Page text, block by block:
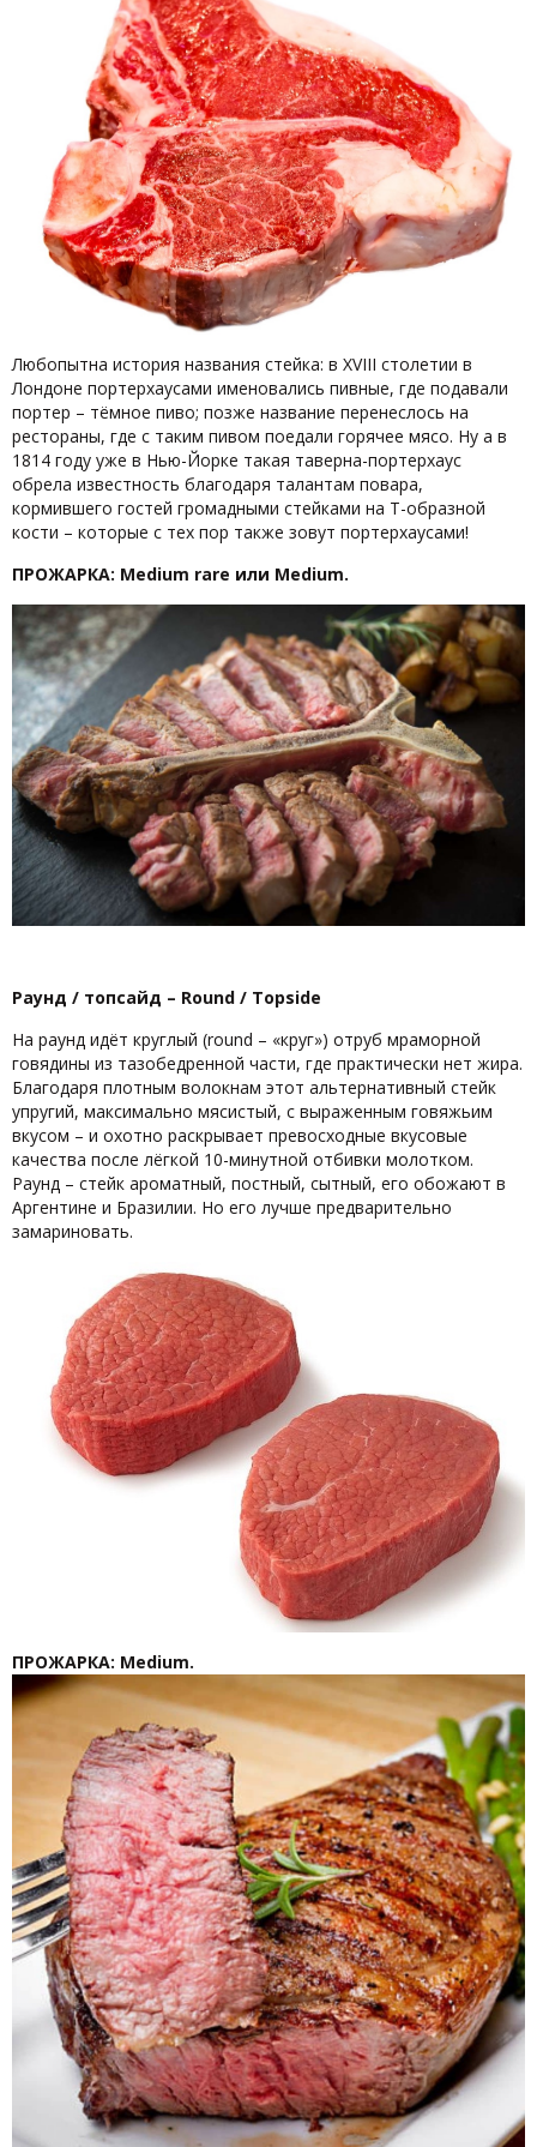
Любопытна история названия стейка: в XVIII столетии в
Лондоне портерхаусами именовались пивные, где подавали
портер – тёмное пиво; позже название перенеслось на
рестораны, где с таким пивом поедали горячее мясо. Ну а в
1814 году уже в Нью-Йорке такая таверна-портерхаус
обрела известность благодаря талантам повара,
кормившего гостей громадными стейками на Т-образной
кости – которые с тех пор также зовут портерхаусами!
ПРОЖАРКА: Medium rare или Medium.
Раунд / топсайд – Round / Topside
На раунд идёт круглый (round – «круг») отруб мраморной
говядины из тазобедренной части, где практически нет жира.
Благодаря плотным волокнам этот альтернативный стейк
упругий, максимально мясистый, с выраженным говяжьим
вкусом – и охотно раскрывает превосходные вкусовые
качества после лёгкой 10-минутной отбивки молотком.
Раунд – стейк ароматный, постный, сытный, его обожают в
Аргентине и Бразилии. Но его лучше предварительно
замариновать.
ПРОЖАРКА: Medium.